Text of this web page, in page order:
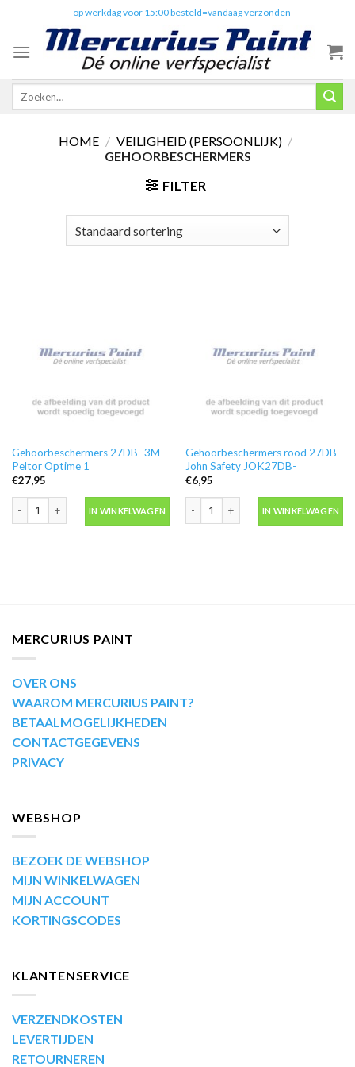
content
op werkdag voor 15:00 besteld=vandaag verzonden
Zoeken
HOME / VEILIGHEID (PERSOONLIJK) /
GEHOORBESCHERMERS
FILTER
Gehoorbeschermers 27DB -3M
Peltor Optime 1
€27,95
IN WINKELWAGEN
Gehoorbeschermers rood 27DB -
John Safety JOK27DB-
€6,95
IN WINKELWAGEN
MERCURIUS PAINT
OVER ONS
WAAROM MERCURIUS PAINT?
BETAALMOGELIJKHEDEN
CONTACTGEGEVENS
PRIVACY
WEBSHOP
BEZOEK DE WEBSHOP
MIJN WINKELWAGEN
MIJN ACCOUNT
KORTINGSCODES
KLANTENSERVICE
VERZENDKOSTEN
LEVERTIJDEN
RETOURNEREN